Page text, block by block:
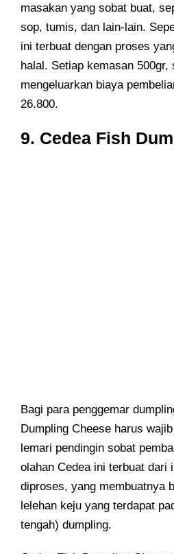
masakan yang sobat buat,
sop, tumis, dan lain-lain.
ini terbuat dengan proses
halal. Setiap kemasan 500gr,
mengeluarkan biaya
26.800.
9. Cedea Fish
Bagi para penggemar
Dumpling Cheese harus
lemari pendingin sobat
olahan Cedea ini terbuat dari
diproses, yang membuatnya
lelehan keju yang terdapat
tengah) dumpling.